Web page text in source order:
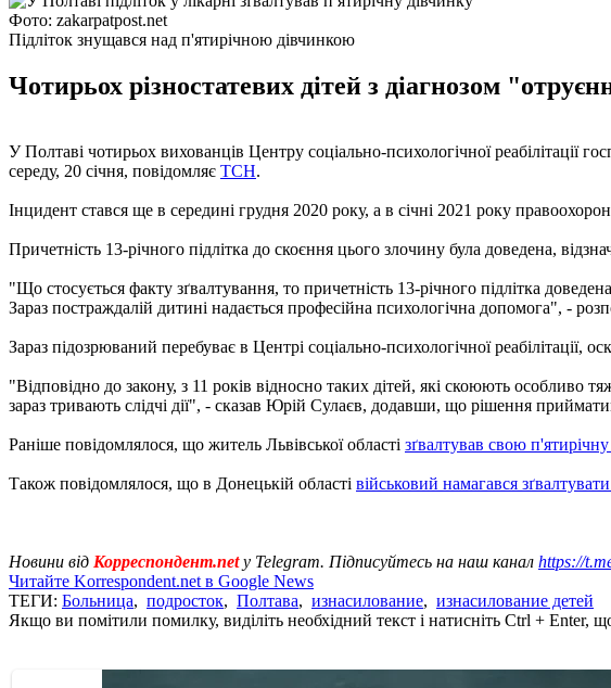
Фото: zakarpatpost.net
Підліток знущався над п'ятирічною дівчинкою
Чотирьох різностатевих дітей з діагнозом
У Полтаві чотирьох вихованців Центру соціально-психологічної реабілітації
середу, 20 січня, повідомляє ТСН.
Інцидент стався ще в середині грудня 2020 року, а в січні 2021 року
Причетність 13-річного підлітка до скоєння цього злочину була доведена,
"Що стосується факту зґвалтування, то причетність 13-річного підлітка
Зараз постраждалій дитині надається професійна психологічна допомога", -
Зараз підозрюваний перебуває в Центрі соціально-психологічної реабілітації,
"Відповідно до закону, з 11 років відносно таких дітей, які скоюють особливо
зараз тривають слідчі дії", - сказав Юрій Сулаєв, додавши, що рішення
Раніше повідомлялося, що житель Львівської області зґвалтував свою
Також повідомлялося, що в Донецькій області військовий намагався
Новини від Корреспондент.netу Telegram. Підписуйтесь на наш канал https://
Читайте Korrespondent.net в Google News
ТЕГИ: Больница, подросток, Полтава, изнасилование, изнасилование детей
Якщо ви помітили помилку, виділіть необхідний текст і натисніть Ctrl + Enter,